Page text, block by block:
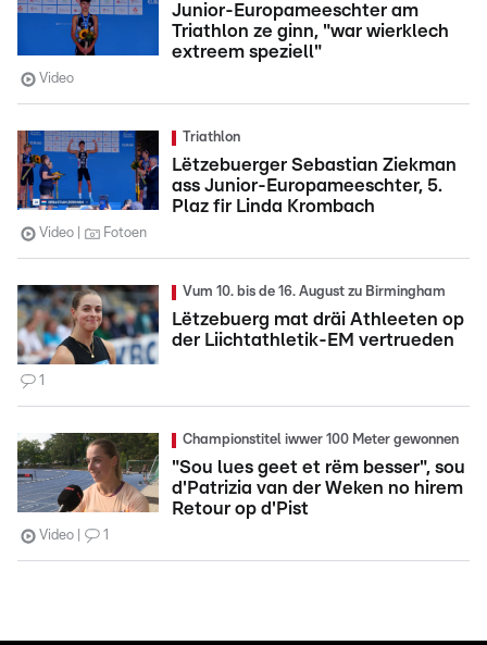
Junior-Europameeschter am
Triathlon ze ginn, "war wierklech
extreem speziell"
Video
Triathlon
Lëtzebuerger Sebastian Ziekman
ass Junior-Europameeschter, 5.
Plaz fir Linda Krombach
Video Fotoen
Vum 10. bis de 16. August zu Birmingham
Lëtzebuerg mat dräi Athleeten op
der Liichtathletik-EM vertrueden
1
Championstitel iwwer 100 Meter gewonnen
"Sou lues geet et rëm besser", sou
d'Patrizia van der Weken no hirem
Retour op d'Pist
Video 1